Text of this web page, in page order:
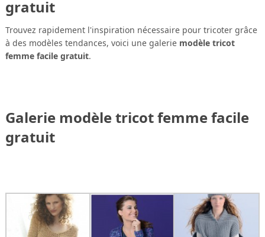
gratuit
Trouvez rapidement l'inspiration nécessaire pour tricoter grâce
à des modèles tendances, voici une galerie modèle tricot
femme facile gratuit.
Galerie modèle tricot femme facile
gratuit